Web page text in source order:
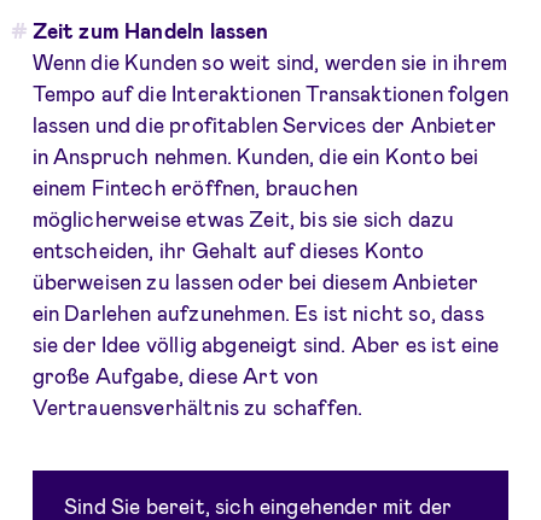
Zeit zum Handeln lassen
Wenn die Kunden so weit sind, werden sie in ihrem
Tempo auf die Interaktionen Transaktionen folgen
lassen und die profitablen Services der Anbieter
in Anspruch nehmen. Kunden, die ein Konto bei
einem Fintech eröffnen, brauchen
möglicherweise etwas Zeit, bis sie sich dazu
entscheiden, ihr Gehalt auf dieses Konto
überweisen zu lassen oder bei diesem Anbieter
ein Darlehen aufzunehmen. Es ist nicht so, dass
sie der Idee völlig abgeneigt sind. Aber es ist eine
große Aufgabe, diese Art von
Vertrauensverhältnis zu schaffen.
Sind Sie bereit, sich eingehender mit der